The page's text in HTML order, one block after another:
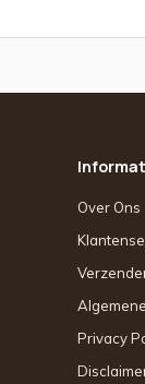
Over Ons
Privacy